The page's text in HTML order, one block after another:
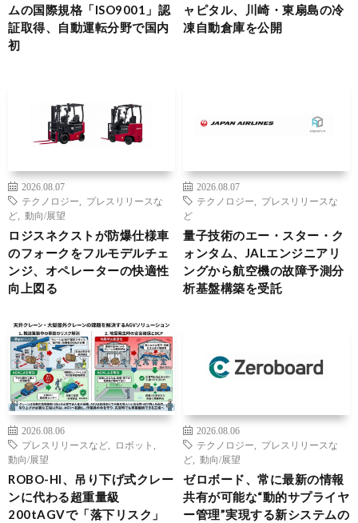
ムの国際規格「ISO9001」認
証取得、自動運転分野で国内
初
ャピタル、川崎・東扇島の冷
凍自動倉庫を公開
2026.08.07
テクノロジー
プレスリリースな
ど
動向/展望
ロジスネクストが防爆仕様車
のフォークをフルモデルチェ
ンジ、オペレーターの快適性
向上図る
2026.08.07
テクノロジー
プレスリリースな
ど
量子技術のエー・スター・ク
ォンタム、JALエンジニアリ
ングから航空機の故障予測分
析基盤構築を受託
2026.08.06
プレスリリースなど
ロボット
動向/展望
ROBO-HI、吊り下げ式クレー
ンに代わる超重量級
200tAGVで「落下リスク」
2026.08.06
テクノロジー
プレスリリースな
ど
動向/展望
ゼロボード、常に最新の情報
共有が可能な“動的サプライヤ
ー管理”実現する新システムの